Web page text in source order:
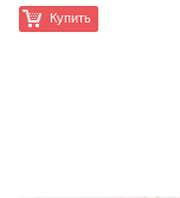
Купить